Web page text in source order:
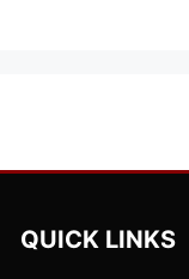
QUICK LINKS